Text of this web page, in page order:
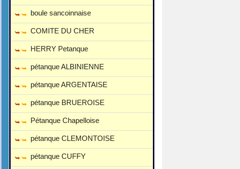
boule sancoinnaise
COMITE DU CHER
HERRY Petanque
pétanque ALBINIENNE
pétanque ARGENTAISE
pétanque BRUEROISE
Pétanque Chapelloise
pétanque CLEMONTOISE
pétanque CUFFY